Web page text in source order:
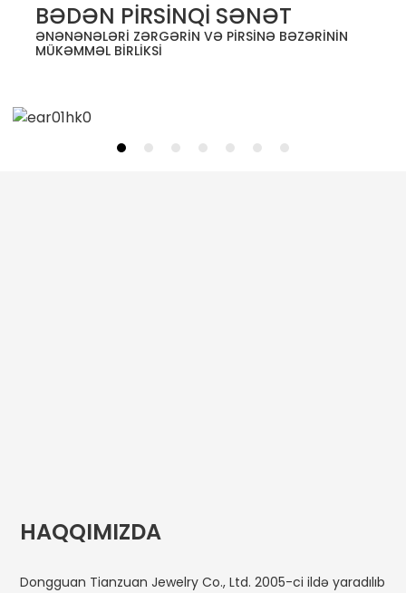
BƏDƏN PİRSİNQİ SƏNƏT
ƏNƏNƏNƏLƏRİ ZƏRGƏRİN VƏ PİRSİNƏ BƏZƏRİNİN
MÜKƏMMƏL BİRLİKSİ
HAQQIMIZDA
Dongguan Tianzuan Jewelry Co., Ltd. 2005-ci ildə yaradılıb